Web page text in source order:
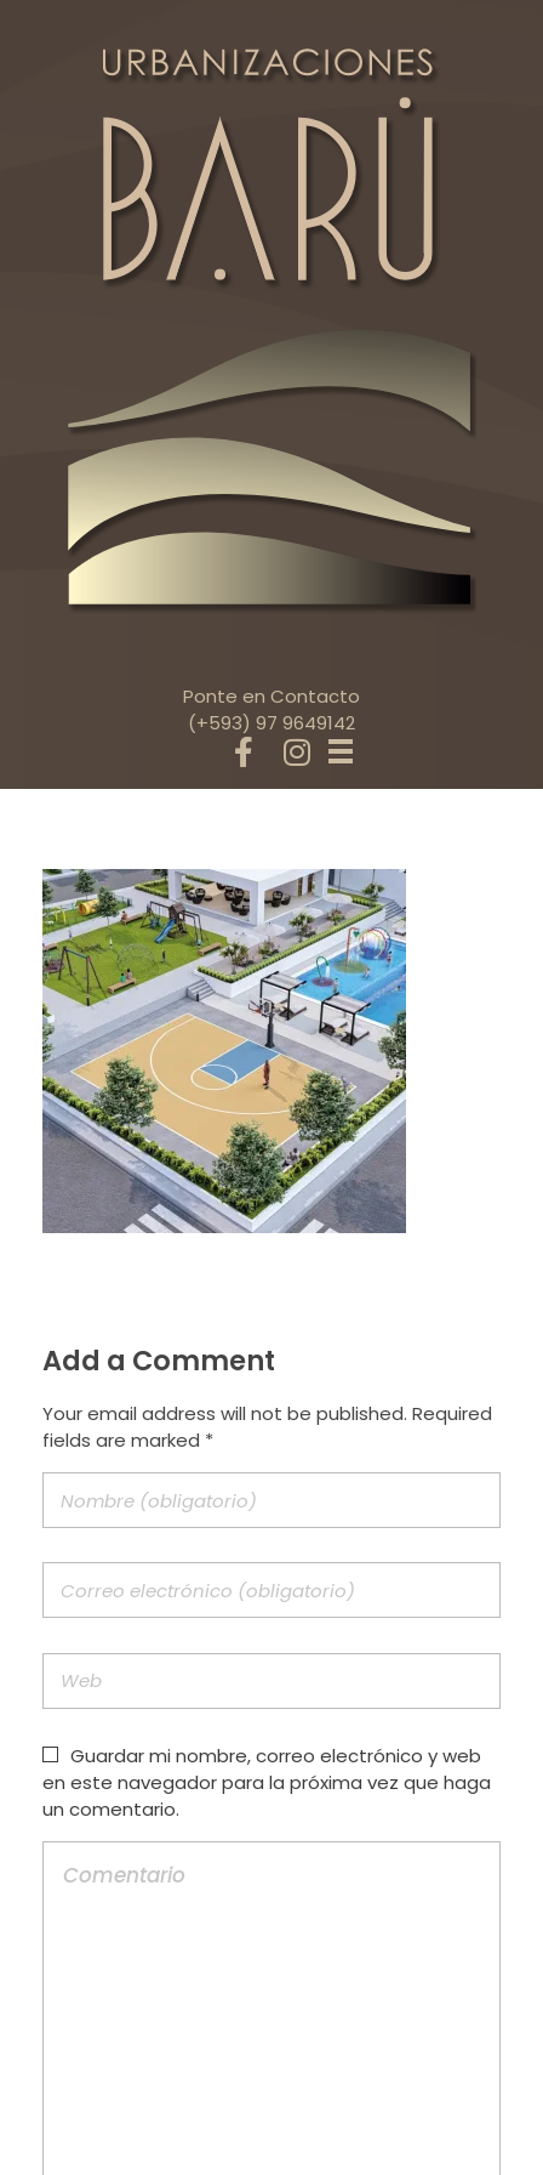
Ponte en Contacto
(+593) 97 9649142
Add a Comment
Your email address will not be published. Required
fields are marked *
Guardar mi nombre, correo electrónico y web
en este navegador para la próxima vez que haga
un comentario.